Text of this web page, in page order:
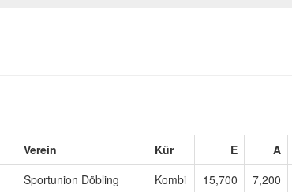
Verein Kür E A
Sportunion Döbling Kombi 15,700 7,200